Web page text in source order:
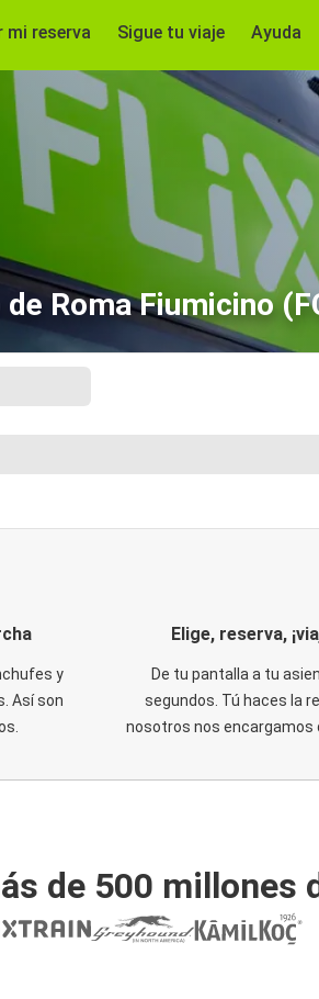
mi reserva Sigue tu viaje Ayuda
Roma Fiumicino
y
Así son
Elige, reserva,
De tu pantalla a tu
segundos. Tú haces la
nosotros nos encargamos
de 500 millones